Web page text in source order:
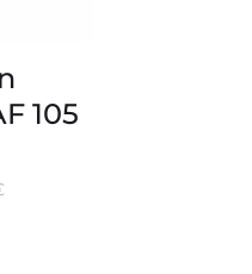
105